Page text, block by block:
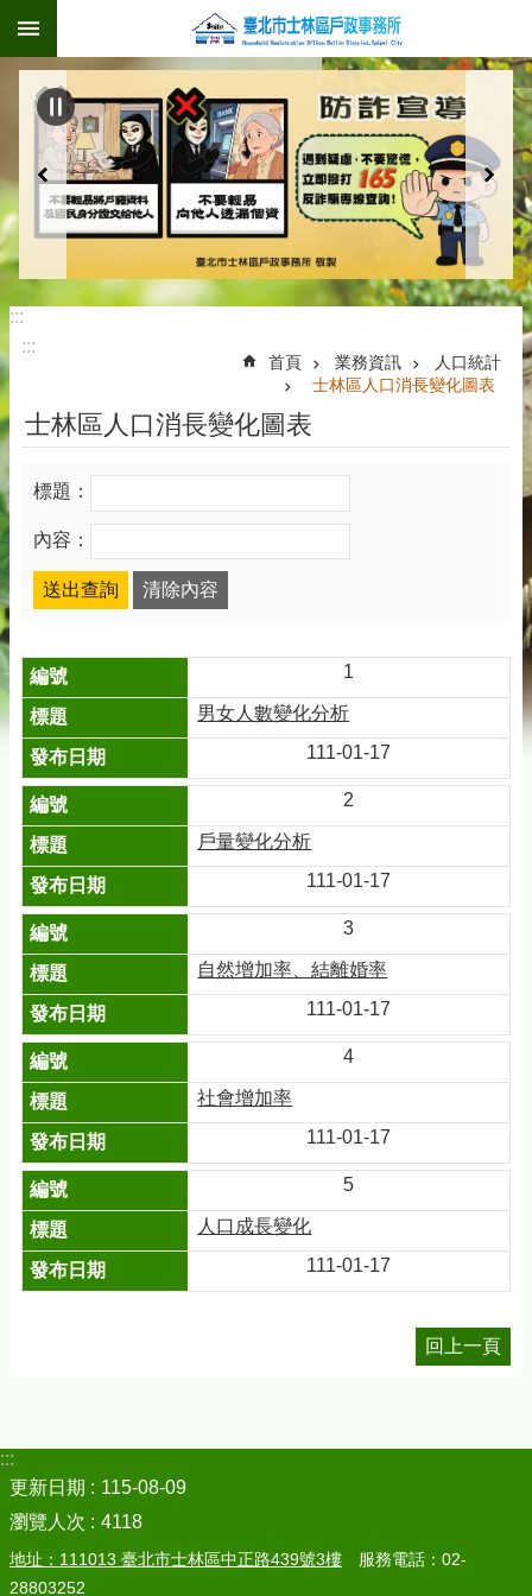
跳到主要內容區塊
:::
:::
首頁 業務資訊
人口統計
士林區人口消長變化圖表
士林區人口消長變化圖表
標題：
內容：
1
男女人數變化分析
111-01-17
2
戶量變化分析
111-01-17
3
自然增加率、結離婚率
111-01-17
4
社會增加率
111-01-17
5
人口成長變化
111-01-17
回上一頁
:::
更新日期
115-08-09
瀏覽人次
4118
地址：111013 臺北市士林區中正路439號3樓 服務電話：02-
28803252